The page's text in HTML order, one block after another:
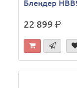
Блендер
22 899р.